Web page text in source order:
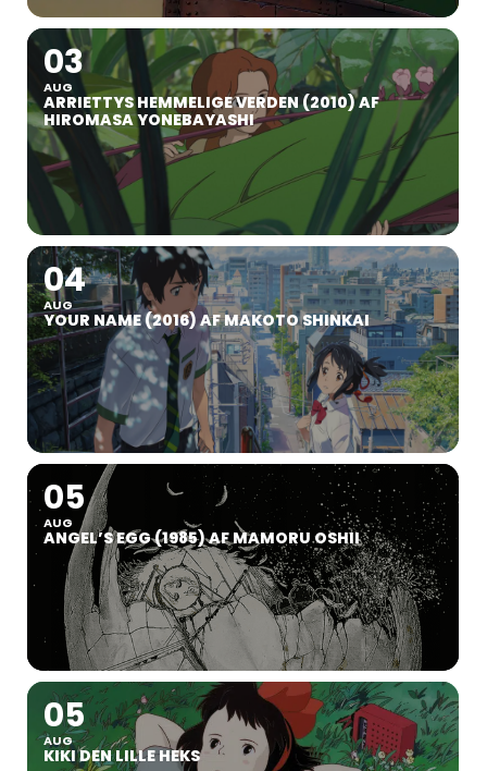
03
AUG
ARRIETTYS HEMMELIGE VERDEN (2010) AF
HIROMASA YONEBAYASHI
04
AUG
YOUR NAME (2016) AF MAKOTO SHINKAI
05
AUG
ANGEL’S EGG (1985) AF MAMORU OSHII
05
AUG
KIKI DEN LILLE HEKS